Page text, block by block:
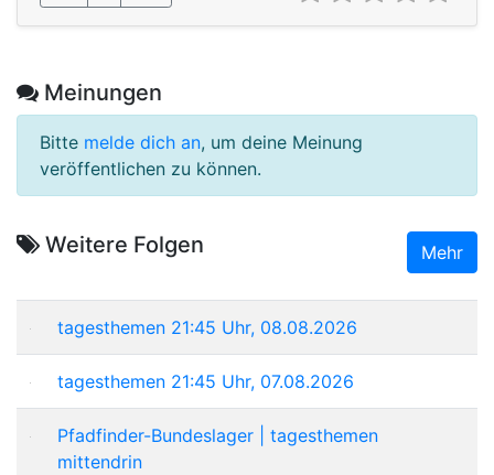
Meinungen
Bitte melde dich an, um deine Meinung
veröffentlichen zu können.
Weitere Folgen Mehr
tagesthemen 21:45 Uhr, 08.08.2026
tagesthemen 21:45 Uhr, 07.08.2026
Pfadfinder-Bundeslager | tagesthemen
mittendrin